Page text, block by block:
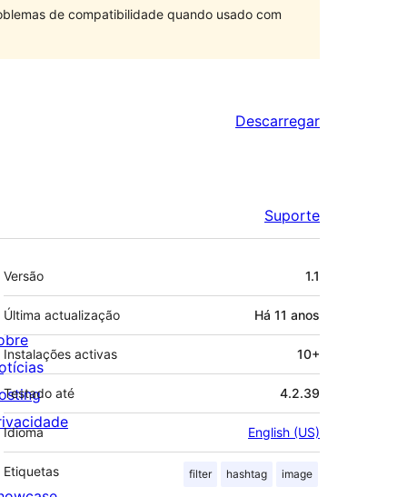
de compatibilidade quando usado com
Descarregar
Suporte
Metadados
Versão 1.1
Última actualização Há 11 anos
Instalações activas 10+
Testado até 4.2.39
Idioma English (US)
Etiquetas filter hashtag image